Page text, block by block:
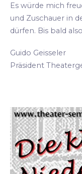
Es würde mich
und Zuschauer in
dürfen. Bis bald
Guido Geisseler
Präsident